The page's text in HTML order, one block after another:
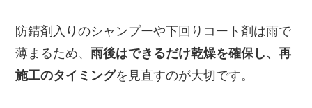
防錆剤入りのシャンプーや下回りコート剤は雨で
薄まるため、雨後はできるだけ乾燥を確保し、再
施工のタイミングを見直すのが大切です。